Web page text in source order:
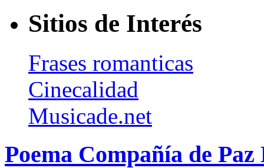
Sitios de Interés
Frases romanticas
Cinecalidad
Musicade.net
Poema Compañía de Paz